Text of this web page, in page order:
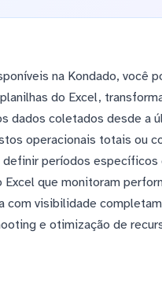
na Kondado, você
do Excel,
dados coletados desde a
operacionais totais ou
períodos
que monitoram
com visibilidade
e otimização de